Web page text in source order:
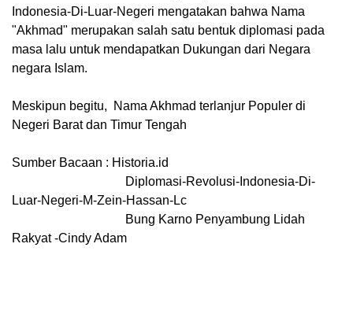
Indonesia-Di-Luar-Negeri mengatakan bahwa Nama
"Akhmad" merupakan salah satu bentuk diplomasi pada
masa lalu untuk mendapatkan Dukungan dari Negara
negara Islam.
Meskipun begitu,  Nama Akhmad terlanjur Populer di
Negeri Barat dan Timur Tengah
Sumber Bacaan : Historia.id
Luar-Negeri-M-Zein-Hassan-Lc
Rakyat -Cindy Adam